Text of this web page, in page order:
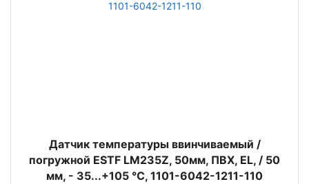
Датчик температуры ввинчиваемый /
погружной ESTF LM235Z, 50мм, ПВХ, EL, / 50
мм, - 35...+105 °C, 1101-6042-1211-110